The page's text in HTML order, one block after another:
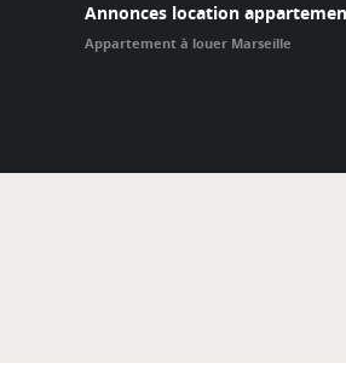
Annonces location
Appartement à louer Marseille